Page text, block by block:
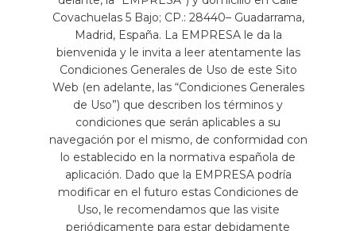
Covachuelas 5 Bajo; CP.: 28440– Guadarrama,
Madrid, España. La EMPRESA le da la
bienvenida y le invita a leer atentamente las
Condiciones Generales de Uso de este Sito
Web (en adelante, las “Condiciones Generales
de Uso”) que describen los términos y
condiciones que serán aplicables a su
navegación por el mismo, de conformidad con
lo establecido en la normativa española de
aplicación. Dado que la EMPRESA podría
modificar en el futuro estas Condiciones de
Uso, le recomendamos que las visite
periódicamente para estar debidamente